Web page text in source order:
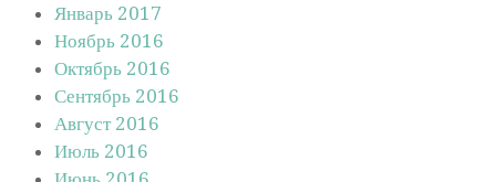
Январь 2017
Ноябрь 2016
Октябрь 2016
Сентябрь 2016
Август 2016
Июль 2016